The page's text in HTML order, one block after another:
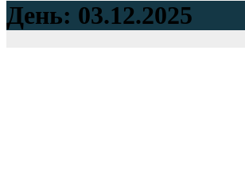
День: 03.12.2025